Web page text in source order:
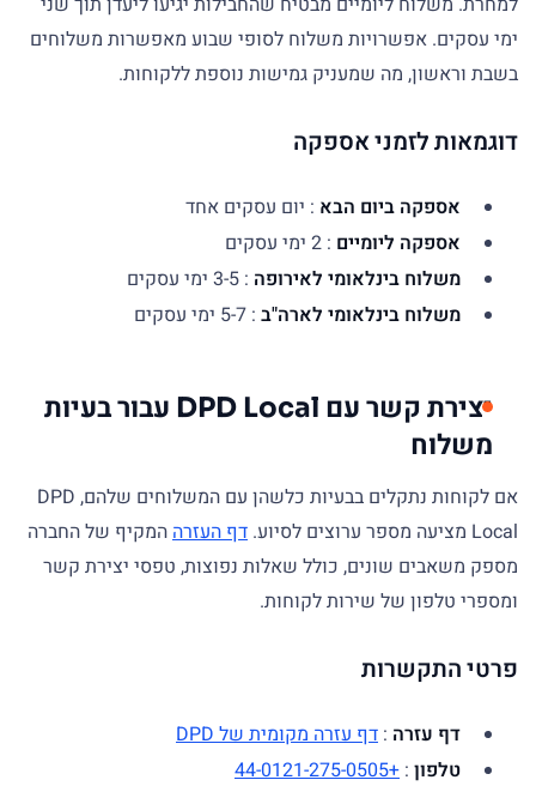
ימי עסקים. אפשרויות משלוח לסופי שבוע מאפשרות משלוחים
בשבת וראשון, מה שמעניק גמישות נוספת ללקוחות.
דוגמאות לזמני אספקה
אספקה ביום הבא : יום עסקים אחד
אספקה ליומיים : 2 ימי עסקים
משלוח בינלאומי לאירופה : 3-5 ימי עסקים
משלוח בינלאומי לארה"ב : 5-7 ימי עסקים
יצירת קשר עם DPD Local עבור בעיות
משלוח
אם לקוחות נתקלים בבעיות כלשהן עם המשלוחים שלהם, DPD
Local מציעה מספר ערוצים לסיוע.
דף העזרההמקיף של החברה
מספק משאבים שונים, כולל שאלות נפוצות, טפסי יצירת קשר
ומספרי טלפון של שירות לקוחות.
פרטי התקשרות
דף עזרה : דף עזרה מקומית של DPD
טלפון :
+44-0121-275-0505